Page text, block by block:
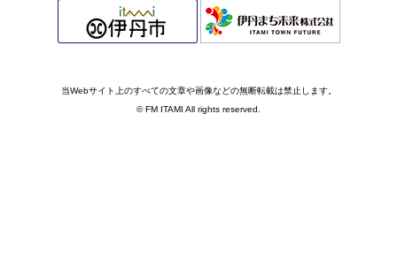
当Webサイト上のすべての文章や画像などの無断転載は禁止します。
© FM ITAMI All rights reserved.